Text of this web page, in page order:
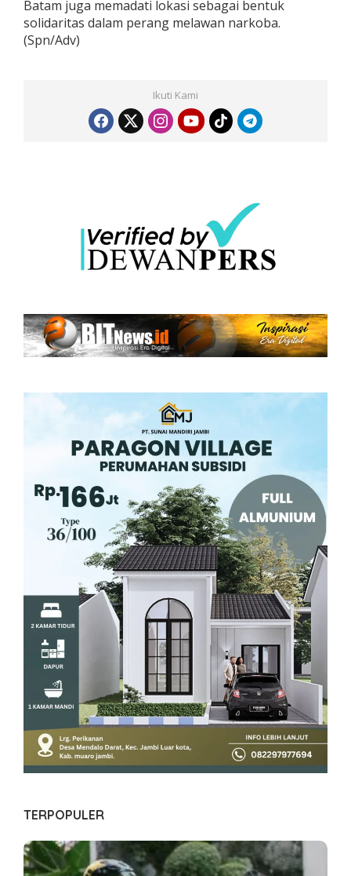
Batam juga memadati lokasi sebagai bentuk
solidaritas dalam perang melawan narkoba.
(Spn/Adv)
Ikuti Kami
TERPOPULER